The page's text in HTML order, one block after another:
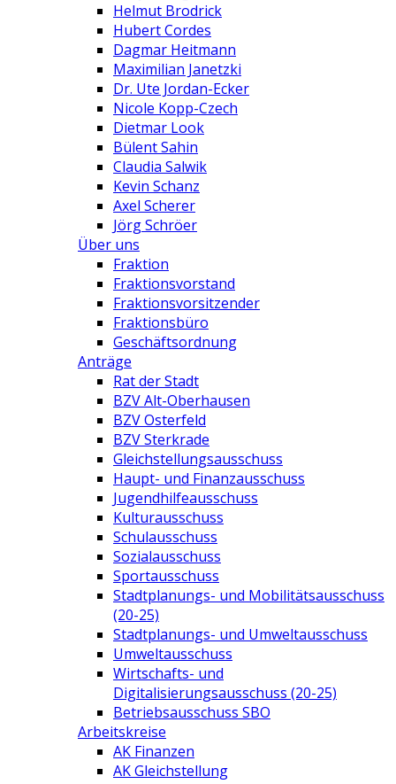
Helmut Brodrick
Hubert Cordes
Dagmar Heitmann
Maximilian Janetzki
Dr. Ute Jordan-Ecker
Nicole Kopp-Czech
Dietmar Look
Bülent Sahin
Claudia Salwik
Kevin Schanz
Axel Scherer
Jörg Schröer
Über uns
Fraktion
Fraktionsvorstand
Fraktionsvorsitzender
Fraktionsbüro
Geschäftsordnung
Anträge
Rat der Stadt
BZV Alt-Oberhausen
BZV Osterfeld
BZV Sterkrade
Gleichstellungsausschuss
Haupt- und Finanzausschuss
Jugendhilfeausschuss
Kulturausschuss
Schulausschuss
Sozialausschuss
Sportausschuss
Stadtplanungs- und Mobilitätsausschuss
(20-25)
Stadtplanungs- und Umweltausschuss
Umweltausschuss
Wirtschafts- und
Digitalisierungsausschuss (20-25)
Betriebsausschuss SBO
Arbeitskreise
AK Finanzen
AK Gleichstellung